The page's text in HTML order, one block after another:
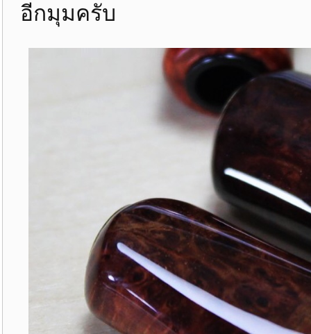
อีกมุมครับ